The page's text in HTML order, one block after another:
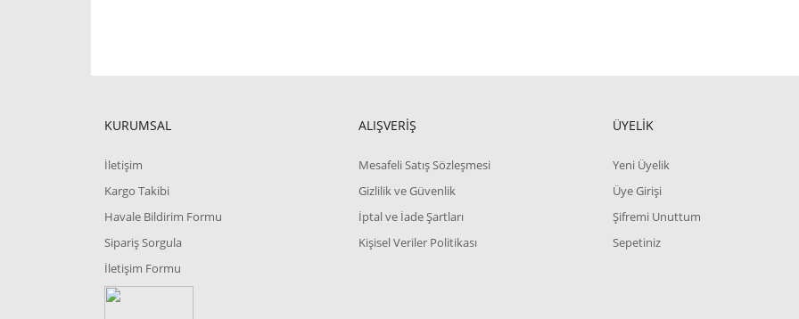
KURUMSAL
İletişim
Kargo Takibi
Havale Bildirim Formu
Sipariş Sorgula
İletişim Formu
ALIŞVERİŞ
Mesafeli Satış Sözleşmesi
Gizlilik ve Güvenlik
İptal ve İade Şartları
Kişisel Veriler Politikası
ÜYELİK
Yeni Üyelik
Üye Girişi
Şifremi Unuttum
Sepetiniz